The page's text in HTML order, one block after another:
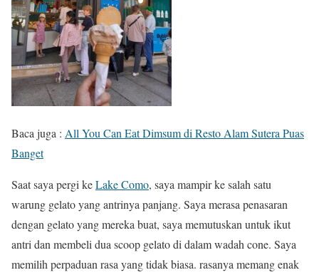
Baca juga : All You Can Eat Dimsum di Resto Alam Sutera Puas
Banget
Saat saya pergi keLake Como, saya mampir ke salah satu
warung gelato yang antrinya panjang. Saya merasa penasaran
dengan gelato yang mereka buat, saya memutuskan untuk ikut
antri dan membeli dua scoop gelato di dalam wadah cone. Saya
memilih perpaduan rasa yang tidak biasa. rasanya memang enak